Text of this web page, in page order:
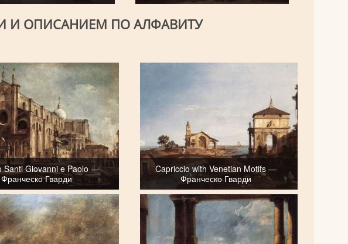
И ОПИСАНИЕМ ПО АЛФАВИТУ
Santi Giovanni e Paolo —
Франческо Гварди
Capriccio with Venetian Motifs —
Франческо Гварди